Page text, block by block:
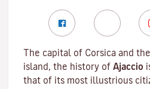
The capital of Corsica and
island, the history of Ajaccio
that of its most illustrious